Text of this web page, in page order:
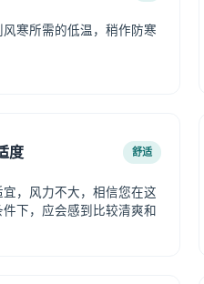
寒所需的低温，稍作防寒
度 舒适
宜，风力不大，相信您在这
下，应会感到比较清爽和